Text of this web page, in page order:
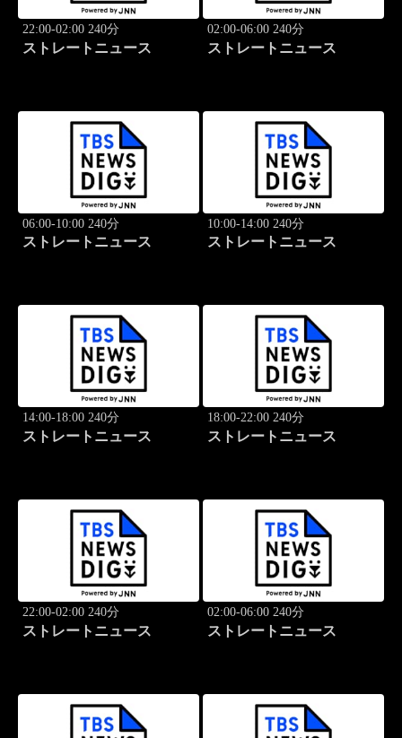
22:00-02:00 240分
ストレートニュース
02:00-06:00 240分
ストレートニュース
06:00-10:00 240分
ストレートニュース
10:00-14:00 240分
ストレートニュース
14:00-18:00 240分
ストレートニュース
18:00-22:00 240分
ストレートニュース
22:00-02:00 240分
ストレートニュース
02:00-06:00 240分
ストレートニュース